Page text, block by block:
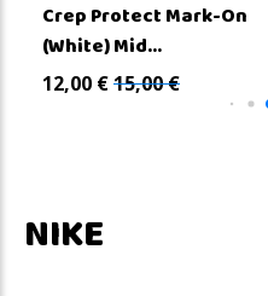
Crep Protect Mark-On
(White) Mid...
12,00 €15,00€
NIKE